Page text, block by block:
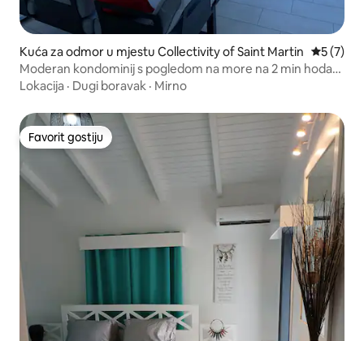
Kuća za odmor u mjestu Collectivity of Saint Martin
5 (7)
Moderan kondominij s pogledom na more na 2 min hoda
do plaže
Lokacija · Dugi boravak · Mirno
Favorit gostiju
Favorit gostiju